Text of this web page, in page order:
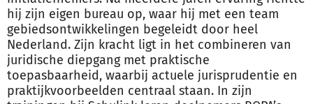
hij zijn eigen bureau op, waar hij met een team
gebiedsontwikkelingen begeleidt door heel
Nederland. Zijn kracht ligt in het combineren van
juridische diepgang met praktische
toepasbaarheid, waarbij actuele jurisprudentie en
praktijkvoorbeelden centraal staan. In zijn